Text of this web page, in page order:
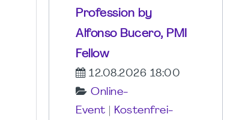
Profession by
Alfonso Bucero, PMI
Fellow
12.08.2026 18:00
Online-
Event
Kostenfrei-